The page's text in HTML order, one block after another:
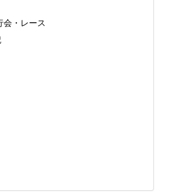
会・レース